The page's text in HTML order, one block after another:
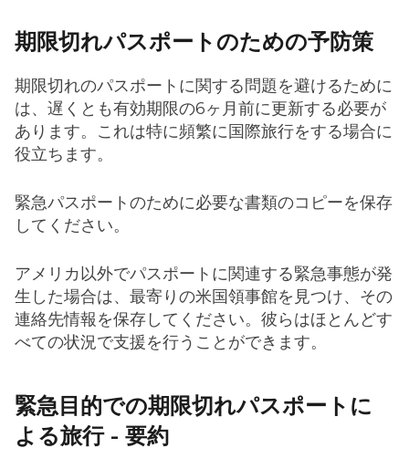
期限切れパスポートのための予防策
期限切れのパスポートに関する問題を避けるために
は、遅くとも有効期限の6ヶ月前に更新する必要が
あります。これは特に頻繁に国際旅行をする場合に
役立ちます。
緊急パスポートのために必要な書類のコピーを保存
してください。
アメリカ以外でパスポートに関連する緊急事態が発
生した場合は、最寄りの米国領事館を見つけ、その
連絡先情報を保存してください。彼らはほとんどす
べての状況で支援を行うことができます。
緊急目的での期限切れパスポートに
よる旅行 - 要約